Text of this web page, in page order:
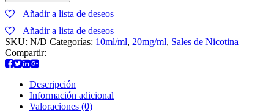
Aldonza
10ml
Kings
Crest
Salts
&
Bombo
cantidad
Añadir a lista de deseos
Añadir a lista de deseos
SKU: N/D Categorías: 10ml/ml, 20mg/ml, Sales de Nicotina
Compartir:
Descripción
Información adicional
Valoraciones (0)